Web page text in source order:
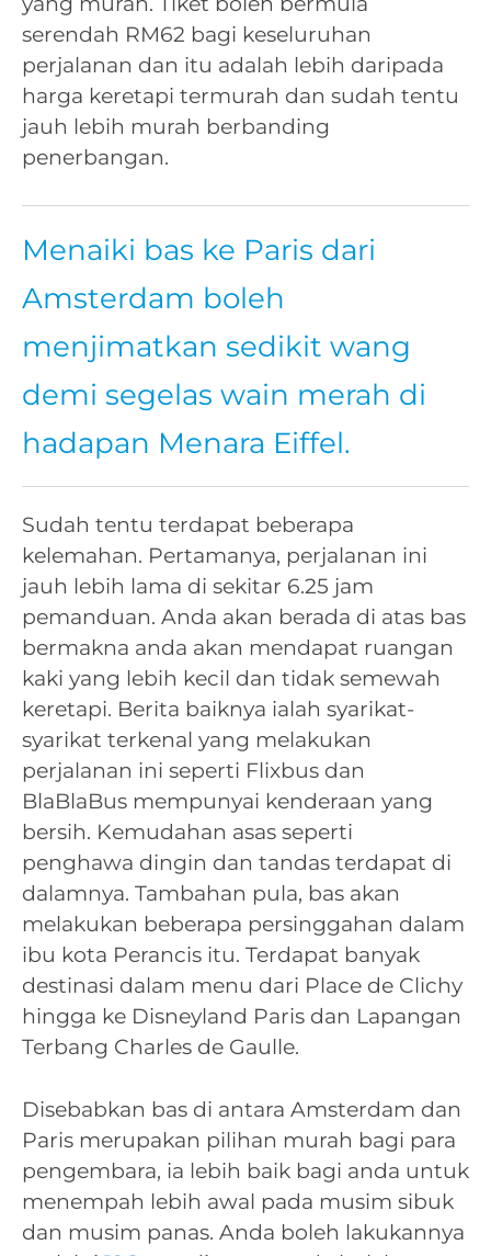
serendah RM62 bagi keseluruhan
perjalanan dan itu adalah lebih daripada
harga keretapi termurah dan sudah tentu
jauh lebih murah berbanding
penerbangan.
Menaiki bas ke Paris dari
Amsterdam boleh
menjimatkan sedikit wang
demi segelas wain merah di
hadapan Menara Eiffel.
Sudah tentu terdapat beberapa
kelemahan. Pertamanya, perjalanan ini
jauh lebih lama di sekitar 6.25 jam
pemanduan. Anda akan berada di atas bas
bermakna anda akan mendapat ruangan
kaki yang lebih kecil dan tidak semewah
keretapi. Berita baiknya ialah syarikat-
syarikat terkenal yang melakukan
perjalanan ini seperti Flixbus dan
BlaBlaBus mempunyai kenderaan yang
bersih. Kemudahan asas seperti
penghawa dingin dan tandas terdapat di
dalamnya. Tambahan pula, bas akan
melakukan beberapa persinggahan dalam
ibu kota Perancis itu. Terdapat banyak
destinasi dalam menu dari Place de Clichy
hingga ke Disneyland Paris dan Lapangan
Terbang Charles de Gaulle.
Disebabkan bas di antara Amsterdam dan
Paris merupakan pilihan murah bagi para
pengembara, ia lebih baik bagi anda untuk
menempah lebih awal pada musim sibuk
dan musim panas. Anda boleh lakukannya